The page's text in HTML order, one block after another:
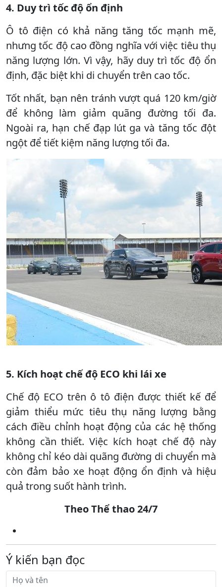
4. Duy trì tốc độ ổn định
Ô tô điện có khả năng tăng tốc mạnh mẽ,
nhưng tốc độ cao đồng nghĩa với việc tiêu thụ
năng lượng lớn. Vì vậy, hãy duy trì tốc độ ổn
định, đặc biệt khi di chuyển trên cao tốc.
Tốt nhất, bạn nên tránh vượt quá 120 km/giờ
để không làm giảm quãng đường tối đa.
Ngoài ra, hạn chế đạp lút ga và tăng tốc đột
ngột để tiết kiệm năng lượng tối đa.
5. Kích hoạt chế độ ECO khi lái xe
Chế độ ECO trên ô tô điện được thiết kế để
giảm thiểu mức tiêu thụ năng lượng bằng
cách điều chỉnh hoạt động của các hệ thống
không cần thiết. Việc kích hoạt chế độ này
không chỉ kéo dài quãng đường di chuyển mà
còn đảm bảo xe hoạt động ổn định và hiệu
quả trong suốt hành trình.
Theo Thể thao 24/7
Ý kiến bạn đọc